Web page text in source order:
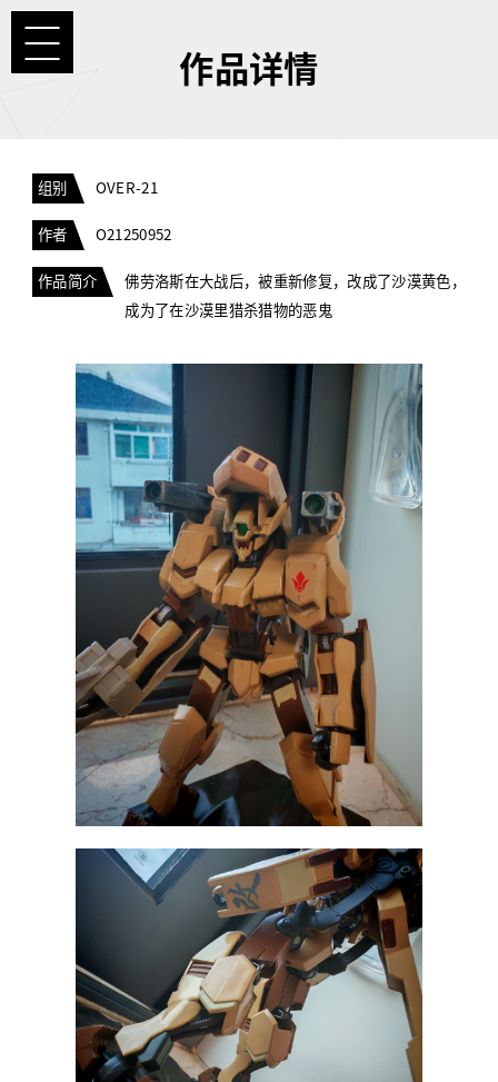
作品详情
组别 OVER-21
作者 O21250952
作品简介
佛劳洛斯在大战后，被重新修复，改成了沙漠黄色，
成为了在沙漠里猎杀猎物的恶鬼